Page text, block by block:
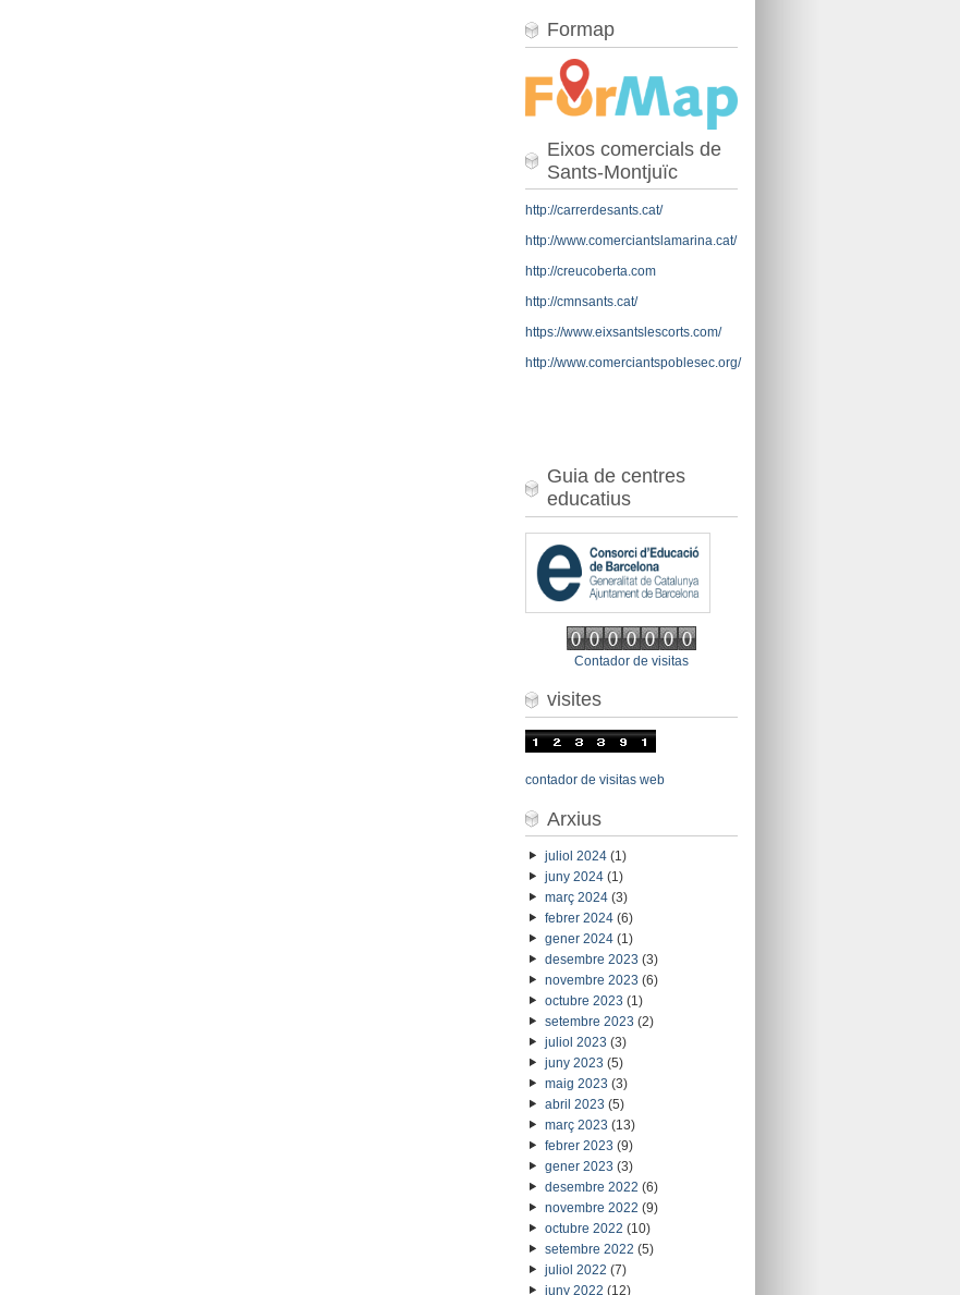
Formap
Eixos comercials de
Sants-Montjuïc
http://carrerdesants.cat/
http://www.comerciantslamarina.cat/
http://creucoberta.com
http://cmnsants.cat/
https://www.eixsantslescorts.com/
http://www.comerciantspoblesec.org/
Guia de centres
educatius
Contador de visitas
visites
contador de visitas web
Arxius
juliol 2024(1)
juny 2024(1)
març 2024(3)
febrer 2024(6)
gener 2024(1)
desembre 2023 (3)
novembre 2023 (6)
octubre 2023 (1)
setembre 2023 (2)
juliol 2023 (3)
juny 2023 (5)
maig 2023 (3)
abril 2023 (5)
març 2023 (13)
febrer 2023 (9)
gener 2023 (3)
desembre 2022 (6)
novembre 2022 (9)
octubre 2022 (10)
setembre 2022 (5)
juliol 2022 (7)
juny 2022 (12)